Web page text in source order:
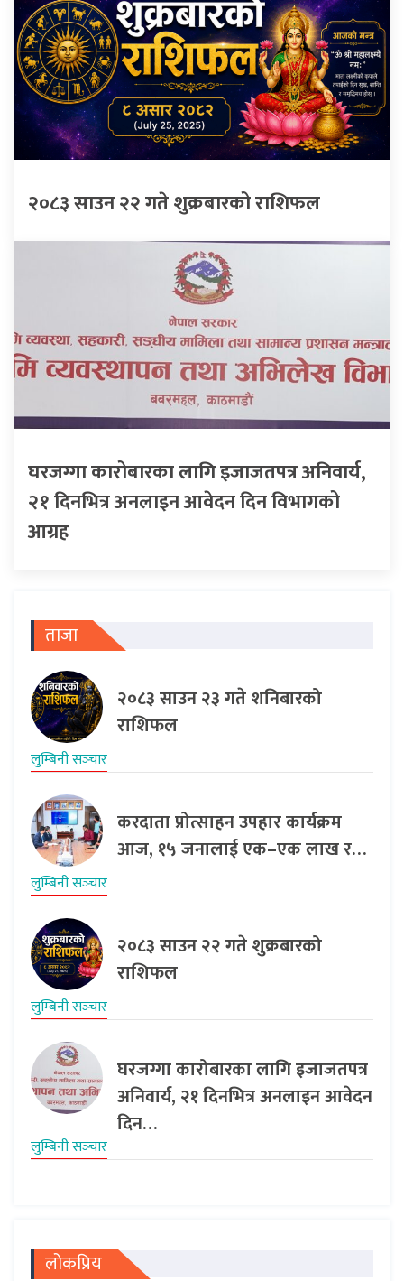
२०८३ साउन २२ गते शुक्रबारको राशिफल
घरजग्गा कारोबारका लागि इजाजतपत्र अनिवार्य,
२१ दिनभित्र अनलाइन आवेदन दिन विभागको
आग्रह
ताजा
२०८३ साउन २३ गते शनिबारको
राशिफल
लुम्बिनी सञ्‍चार
करदाता प्रोत्साहन उपहार कार्यक्रम
आज, १५ जनालाई एक–एक लाख र…
लुम्बिनी सञ्‍चार
२०८३ साउन २२ गते शुक्रबारको
राशिफल
लुम्बिनी सञ्‍चार
घरजग्गा कारोबारका लागि इजाजतपत्र
अनिवार्य, २१ दिनभित्र अनलाइन आवेदन
दिन…
लुम्बिनी सञ्‍चार
लोकप्रिय